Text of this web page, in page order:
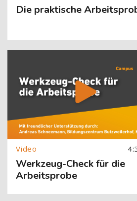
Die praktische
[Cocoon] About (Text with Image)
Werkzeug-Check für die
Arbeitsprobe